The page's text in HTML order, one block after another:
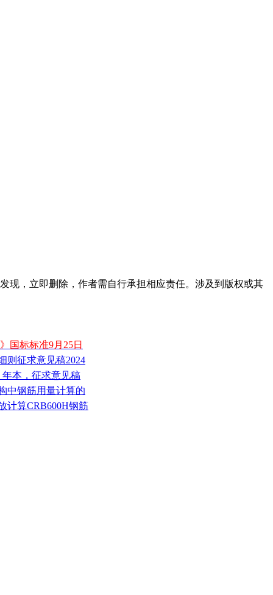
现，立即删除，作者需自行承担相应责任。涉及到版权或其
国标标准9月25日
则征求意见稿2024
年本，征求意见稿
中钢筋用量计算的
计算CRB600H钢筋